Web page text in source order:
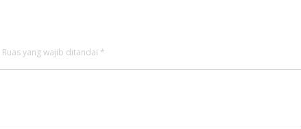
Ruas yang wajib ditandai *